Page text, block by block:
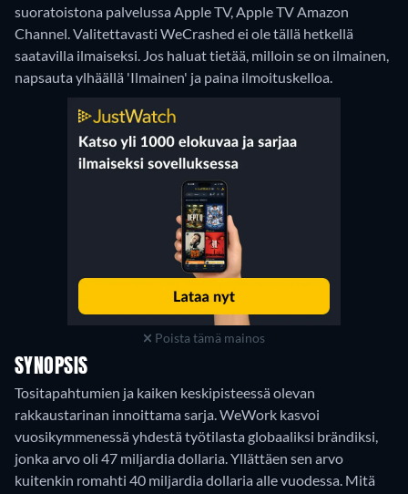
suoratoistona palvelussa Apple TV, Apple TV Amazon
Channel.Valitettavasti WeCrashed ei ole tällä hetkellä
saatavilla ilmaiseksi. Jos haluat tietää, milloin se on ilmainen,
napsauta ylhäällä 'Ilmainen' ja paina ilmoituskelloa.
Poista tämä mainos
SYNOPSIS
Tositapahtumien ja kaiken keskipisteessä olevan
rakkaustarinan innoittama sarja. WeWork kasvoi
vuosikymmenessä yhdestä työtilasta globaaliksi brändiksi,
jonka arvo oli 47 miljardia dollaria. Yllättäen sen arvo
kuitenkin romahti 40 miljardia dollaria alle vuodessa. Mitä